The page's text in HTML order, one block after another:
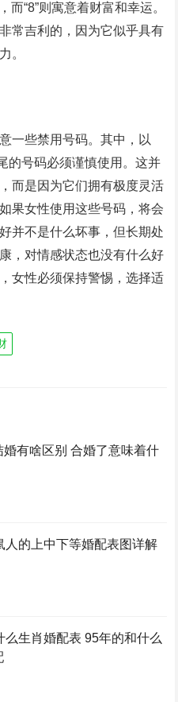
而“8”则寓意着财富和幸运。
常吉利的，因为它似乎具有
。
一些禁用号码。其中，以
的号码必须谨慎使用。这并
而是因为它们拥有极度灵活
果女性使用这些号码，将会
并不是什么坏事，但长期处
，对情感状态也没有什么好
女性必须保持警惕，选择适
婚有啥区别 合婚了意味着什
人的上中下等婚配表图详解
么生肖婚配表 95年的和什么